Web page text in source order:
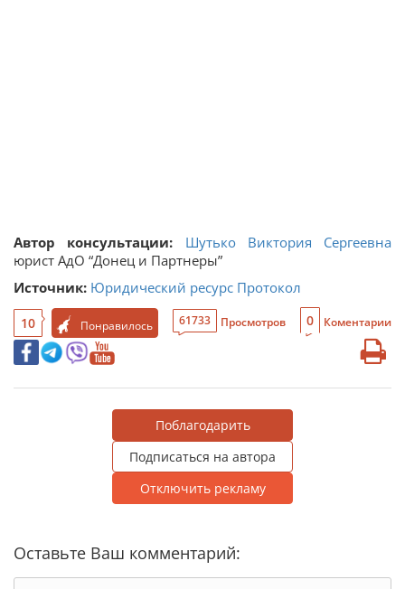
Автор консультации:
Шутько Виктория Сергеевна
юрист АдО “Донец и Партнеры”
Источник: Юридический ресурс Протокол
10 Понравилось 61733 Просмотров 0 Коментарии
Поблагодарить
Подписаться на автора
Отключить рекламу
Оставьте Ваш комментарий: